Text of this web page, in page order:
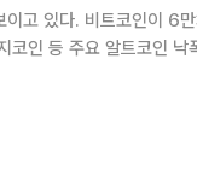
이고 있다. 비트코인이 6
등 주요 알트코인 낙폭이 더
날부터 이어진 6만3